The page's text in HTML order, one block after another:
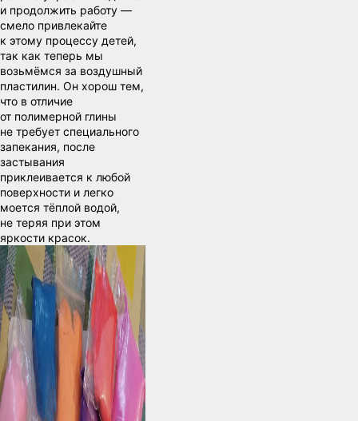
и продолжить работу —
смело привлекайте
к этому процессу детей,
так как теперь мы
возьмёмся за воздушный
пластилин. Он хорош тем,
что в отличие
от полимерной глины
не требует специального
запекания, после
застывания
приклеивается к любой
поверхности и легко
моется тёплой водой,
не теряя при этом
яркости красок.